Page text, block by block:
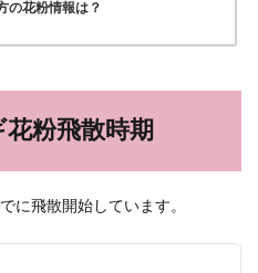
の花粉情報は？
粉飛散時期
に飛散開始しています。